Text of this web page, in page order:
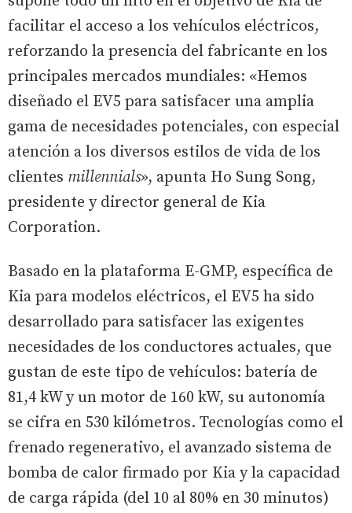
facilitar el acceso a los vehículos eléctricos,
reforzando la presencia del fabricante en los
principales mercados mundiales: «Hemos
diseñado el EV5 para satisfacer una amplia
gama de necesidades potenciales, con especial
atención a los diversos estilos de vida de los
clientes millennials», apunta Ho Sung Song,
presidente y director general de Kia
Corporation.
Basado en la plataforma E-GMP, específica de
Kia para modelos eléctricos, el EV5 ha sido
desarrollado para satisfacer las exigentes
necesidades de los conductores actuales, que
gustan de este tipo de vehículos: batería de
81,4 kW y un motor de 160 kW, su autonomía
se cifra en 530 kilómetros. Tecnologías como el
frenado regenerativo, el avanzado sistema de
bomba de calor firmado por Kia y la capacidad
de carga rápida (del 10 al 80% en 30 minutos)